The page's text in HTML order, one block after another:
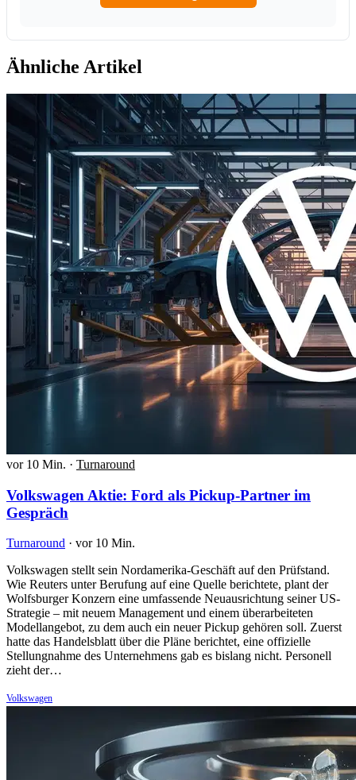
Ähnliche Artikel
vor 10 Min. · Turnaround
Volkswagen Aktie: Ford als Pickup-Partner im
Gespräch
Turnaround · vor 10 Min.
Volkswagen stellt sein Nordamerika-Geschäft auf den Prüfstand.
Wie Reuters unter Berufung auf eine Quelle berichtete, plant der
Wolfsburger Konzern eine umfassende Neuausrichtung seiner US-
Strategie – mit neuem Management und einem überarbeiteten
Modellangebot, zu dem auch ein neuer Pickup gehören soll. Zuerst
hatte das Handelsblatt über die Pläne berichtet, eine offizielle
Stellungnahme des Unternehmens gab es bislang nicht. Personell
zieht der…
Volkswagen